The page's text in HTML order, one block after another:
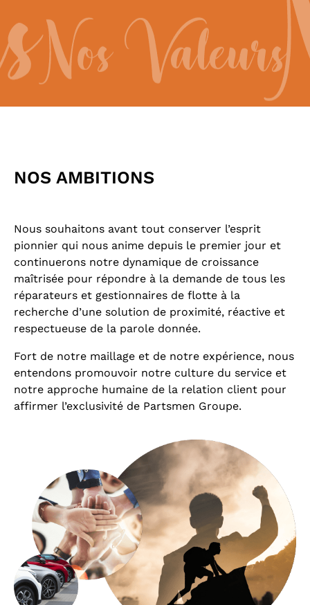
NOS AMBITIONS
Nous souhaitons avant tout conserver l’esprit
pionnier qui nous anime depuis le premier jour et
continuerons notre dynamique de croissance
maîtrisée pour répondre à la demande de tous les
réparateurs et gestionnaires de flotte à la
recherche d’une solution de proximité, réactive et
respectueuse de la parole donnée.
Fort de notre maillage et de notre expérience, nous
entendons promouvoir notre culture du service et
notre approche humaine de la relation client pour
affirmer l’exclusivité de Partsmen Groupe.